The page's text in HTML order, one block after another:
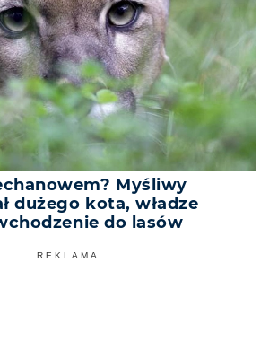
Myśliwy
dużego kota, władze
do lasów
REKLAMA